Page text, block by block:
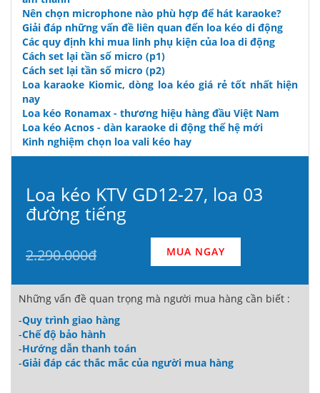
Nên chọn microphone nào phù hợp để hát karaoke?
Giải đáp những vấn đề liên quan đến loa kéo di động
Các quy định khi mua linh phụ kiện của loa di động
Cách set lại tần số micro (p1)
Cách set lại tần số micro (p2)
Loa karaoke Kiomic, dòng loa kéo giá rẻ tốt nhất hiện
nay
Loa kéo Ronamax - thương hiệu hàng đầu Việt Nam
Loa kéo Acnos - dàn karaoke di động thế hệ mới
Kinh nghiệm chọn loa vali kéo hay
Loa kéo KTV GD12-27, loa 03
đường tiếng
2.290.000đ MUA NGAY
Những vấn đề quan trọng mà người mua hàng cần biết :
-Quy trình giao hàng
-Chế độ bảo hành
-Hướng dẫn thanh toán
-Giải đáp các thắc mắc của người mua hàng